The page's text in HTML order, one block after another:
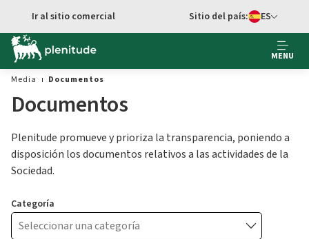
Ir al contenido principal
Ir al sitio comercial
cambiar idioma
Sitio del país: ES
MENU
Media
Documentos
Documentos
Plenitude promueve y prioriza la transparencia, poniendo a
disposición los documentos relativos a las actividades de la
Sociedad.
Categoría